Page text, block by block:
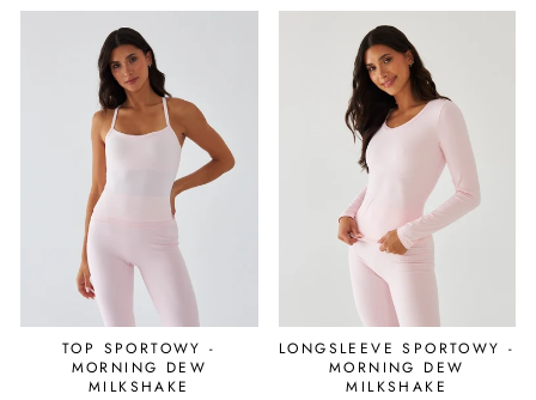
TOP SPORTOWY -
MORNING DEW
MILKSHAKE
LONGSLEEVE SPORTOWY -
MORNING DEW
MILKSHAKE